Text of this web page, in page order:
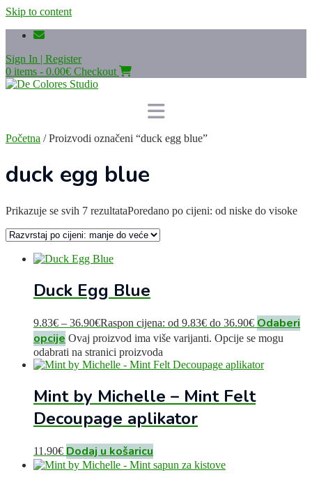
Skip to content
Sign In | Register
0 items - 0.00€ Checkout
Početna / Proizvodi označeni “duck egg blue”
duck egg blue
Prikazuje se svih 7 rezultataPoredano po cijeni: od niske do visoke
Duck Egg Blue
9.83€ – 36.90€Raspon cijena: od 9.83€ do 36.90€ Odaberi
opcije Ovaj proizvod ima više varijanti. Opcije se mogu
odabrati na stranici proizvoda
Mint by Michelle – Mint Felt
Decoupage aplikator
11.90€ Dodaj u košaricu